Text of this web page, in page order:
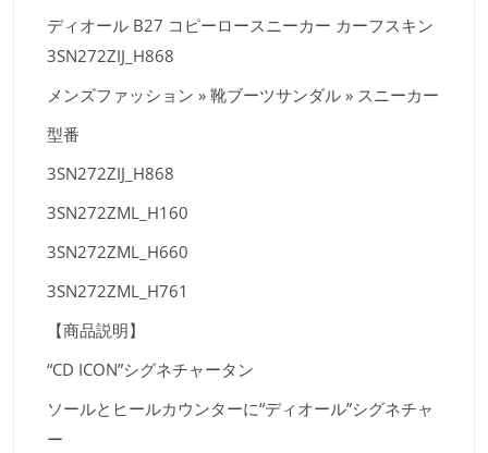
ディオール B27 コピーロースニーカー カーフスキン
3SN272ZIJ_H868
メンズファッション » 靴ブーツサンダル » スニーカー
型番
3SN272ZIJ_H868
3SN272ZML_H160
3SN272ZML_H660
3SN272ZML_H761
【商品説明】
“CD ICON”シグネチャータン
ソールとヒールカウンターに“ディオール”シグネチャ
ー